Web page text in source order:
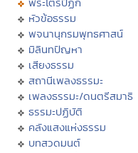
หัวข้อธรรม
พจนานุกรมพุทธศาสน์
มิลินทปัญหา
เสียงธรรม
สถานีเพลงธรรมะ
เพลงธรรมะ/ดนตรีสมาธิ
ธรรมะปฏิบัติ
คลังแสงแห่งธรรม
บทสวดมนต์